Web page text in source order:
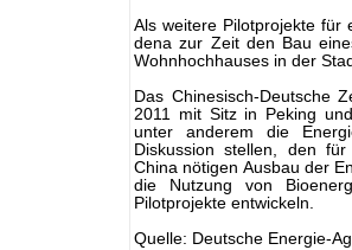
Als weitere Pilotprojekte für
dena zur Zeit den Bau
Wohnhochhauses in der
Das Chinesisch-Deutsche
2011 mit Sitz in Peking
unter anderem die
Diskussion stellen, den
China nötigen Ausbau der
die Nutzung von
Pilotprojekte entwickeln.
Quelle: Deutsche Energie-